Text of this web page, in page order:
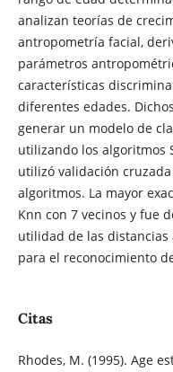
analizan teorías de
antropometría facial,
parámetros
características
diferentes edades.
generar un modelo de
utilizando los algoritmos
utilizó validación
algoritmos. La mayor
Knn con 7 vecinos y fue
utilidad de las distancias
para el reconocimiento
Citas
Rhodes, M. (1995). Age